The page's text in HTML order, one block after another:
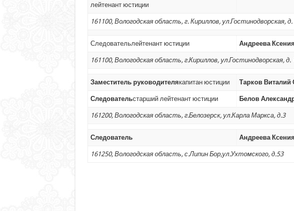
лейтенант юстиции
161100, Вологодская область, г. Кириллов, ул.Гостинодворская,
Следовательлейтенант юстиции Андреева
161100, Вологодская область, г.Кириллов, ул.Гостинодворская, д.
Заместитель руководителякапитан юстиции Тарков Виталий
Следовательстарший лейтенант юстиции Белов
161200, Вологодская область, г.Белозерск, ул.Карла Маркса, д.3
Следователь Андреева
161250, Вологодская область, с.Липин Бор,ул.Ухтомского, д.53